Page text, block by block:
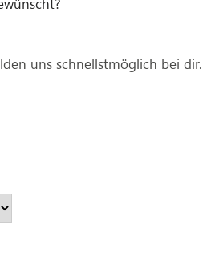
uns schnellstmöglich bei dir.